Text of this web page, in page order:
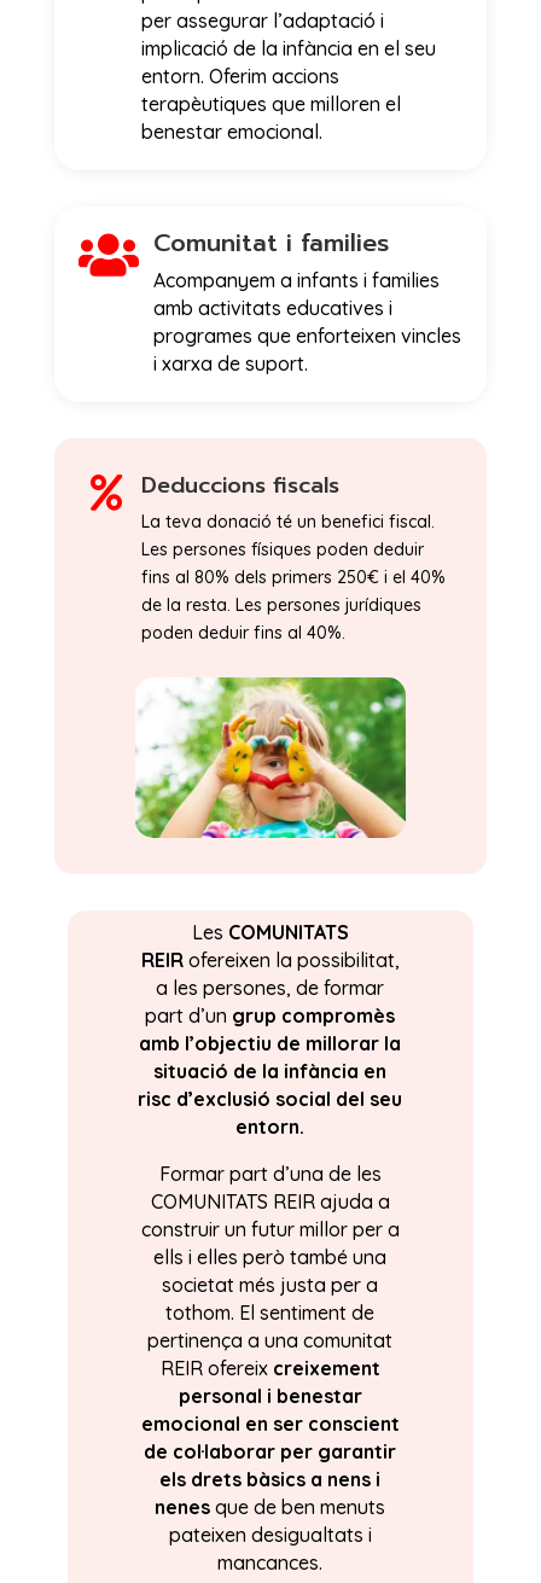
per assegurar l’adaptació i
implicació de la infància en el seu
entorn. Oferim accions
terapèutiques que milloren el
benestar emocional.
 Comunitat i families
Acompanyem a infants i families
amb activitats educatives i
programes que enforteixen vincles
i xarxa de suport.
 Deduccions fiscals
La teva donació té un benefici fiscal.
Les persones físiques poden deduir
fins al 80% dels primers 250€ i el 40%
de la resta. Les persones jurídiques
poden deduir fins al 40%.
Les COMUNITATS
REIR ofereixen la possibilitat,
a les persones, de formar
part d’un grup compromès
amb l’objectiu de millorar la
situació de la infància en
risc d’exclusió social del seu
entorn.
Formar part d’una de les
COMUNITATS REIR ajuda a
construir un futur millor per a
ells i elles però també una
societat més justa per a
tothom. El sentiment de
pertinença a una comunitat
REIR ofereix creixement
personal i benestar
emocional en ser conscient
de col·laborar per garantir
els drets bàsics a nens i
nenes que de ben menuts
pateixen desigualtats i
mancances.